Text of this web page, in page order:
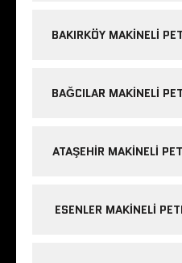
BAKIRKÖY MAKINELI
BAĞCILAR MAKINELI
ATAŞEHIR MAKINELI
ESENLER MAKINELI